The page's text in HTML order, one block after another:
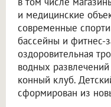
и медицинские
современные
бассейны и фитнес-
оздоровительная
водных
конный клуб.
сформирован из